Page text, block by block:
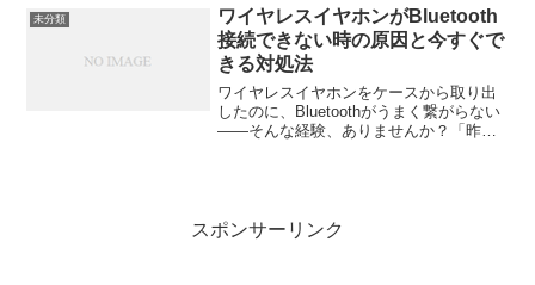
インを作るのは大変」――そんな悩みを
解消してくれるのが、...
未分類
ワイヤレスイヤホンがBluetooth
接続できない時の原因と今すぐで
きる対処法
ワイヤレスイヤホンをケースから取り出
したのに、Bluetoothがうまく繋がらない
——そんな経験、ありませんか？「昨日
スポンサーリンク